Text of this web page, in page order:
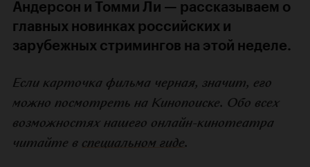
Андерсон и Томми Ли — рассказываем о
главных новинках российских и
зарубежных стримингов на этой неделе.
Если карточка фильма черная, значит, его
можно посмотреть на Кинопоиске. Обо всех
возможностях нашего онлайн-кинотеатра
читайте в специальном гиде.